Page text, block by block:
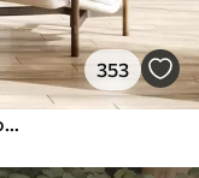
353